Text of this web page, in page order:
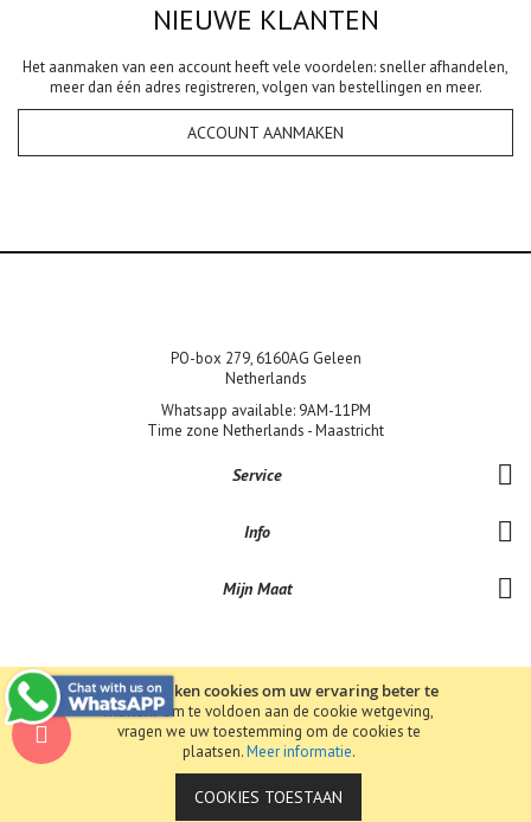
Wij gebruiken cookies om uw ervaring beter te
maken.Om te voldoen aan de cookie wetgeving,
vragen we uw toestemming om de cookies te
plaatsen. Meer informatie.
COOKIES TOESTAAN
NIEUWE KLANTEN
Het aanmaken van een account heeft vele voordelen: sneller afhandelen,
meer dan één adres registreren, volgen van bestellingen en meer.
ACCOUNT AANMAKEN
PO-box 279, 6160AG Geleen
Netherlands
Whatsapp available: 9AM-11PM
Time zone Netherlands - Maastricht
Service
Info
Mijn Maat
Copyright © 2019 Bene-Lux Jewels bv BTW: NL857390156B01 KvK:
68319193 . All rights reserved.